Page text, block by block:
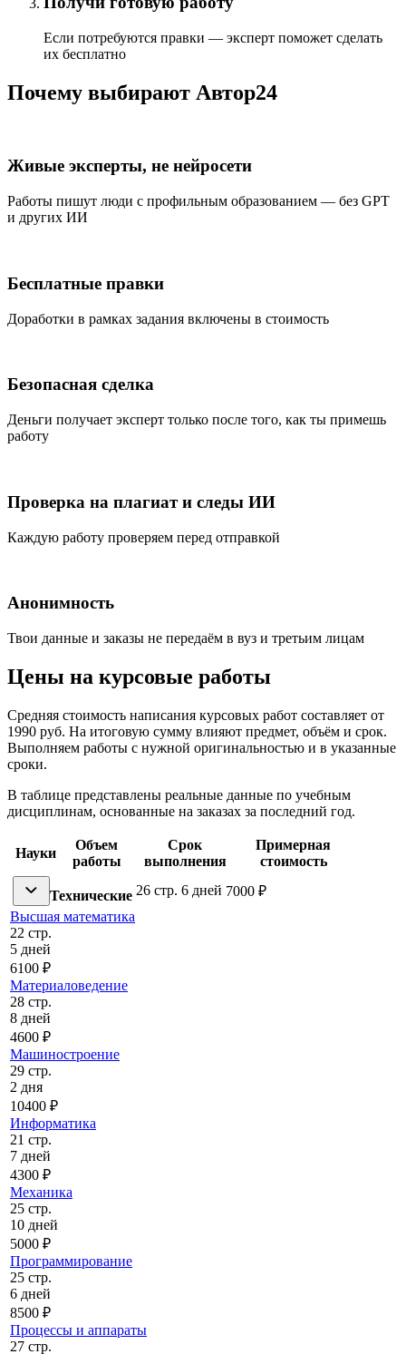
Если потребуются правки — эксперт поможет сделать
их бесплатно
Почему выбирают Автор24
Живые эксперты, не нейросети
Работы пишут люди с профильным образованием — без GPT
и других ИИ
Бесплатные правки
Доработки в рамках задания включены в стоимость
Безопасная сделка
Деньги получает эксперт только после того, как ты примешь
работу
Проверка на плагиат и следы ИИ
Каждую работу проверяем перед отправкой
Анонимность
Твои данные и заказы не передаём в вуз и третьим лицам
Цены на курсовые работы
Средняя стоимость написания курсовых работ составляет от
1990 руб. На итоговую сумму влияют предмет, объём и срок.
Выполняем работы с нужной оригинальностью и в указанные
сроки.
В таблице представлены реальные данные по учебным
дисциплинам, основанные на заказах за последний год.
Науки
Объем
работы
Срок
выполнения
Примерная
стоимость
Технические 26 стр. 6 дней 7000 ₽
Высшая математика
22 стр.
5 дней
6100 ₽
Материаловедение
28 стр.
8 дней
4600 ₽
Машиностроение
29 стр.
2 дня
10400 ₽
Информатика
21 стр.
7 дней
4300 ₽
Механика
25 стр.
10 дней
5000 ₽
Программирование
25 стр.
6 дней
8500 ₽
Процессы и аппараты
27 стр.